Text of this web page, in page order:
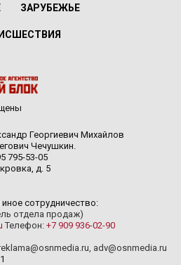
ЗАРУБЕЖЬЕ
Георгиевич Михайлов
Чечушкин.
795-53-05
д. 5
сотрудничество:
отдела продаж)
Телефон: +7 909 936-02-90
, adv@osnmedia.ru